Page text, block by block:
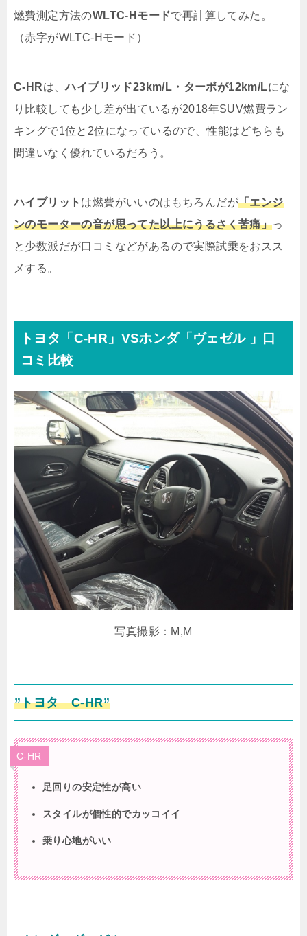
燃費測定方法のWLTC-Hモードで再計算してみた。
（赤字がWLTC-Hモード）
C-HRは、ハイブリッド23km/L・ターボが12km/Lにな
り比較しても少し差が出ているが2018年SUV燃費ラン
キングで1位と2位になっているので、性能はどちらも
間違いなく優れているだろう。
ハイブリット は燃費がいいのはもちろんだが「エンジ
ンのモーターの音が思ってた以上にうるさく苦痛」っ
と少数派だが口コミなどがあるので実際試乗をおスス
メする。
トヨタ「C-HR」VSホンダ「ヴェゼル 」口
コミ比較
写真撮影：M,M
”トヨタ C-HR”
C-HR
足回りの安定性が高い
スタイルが個性的でカッコイイ
乗り心地がいい